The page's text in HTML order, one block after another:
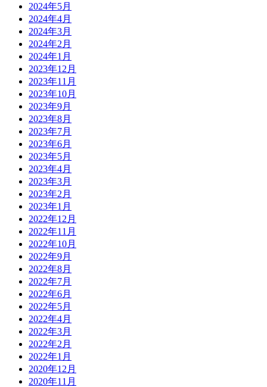
2024年5月
2024年4月
2024年3月
2024年2月
2024年1月
2023年12月
2023年11月
2023年10月
2023年9月
2023年8月
2023年7月
2023年6月
2023年5月
2023年4月
2023年3月
2023年2月
2023年1月
2022年12月
2022年11月
2022年10月
2022年9月
2022年8月
2022年7月
2022年6月
2022年5月
2022年4月
2022年3月
2022年2月
2022年1月
2020年12月
2020年11月